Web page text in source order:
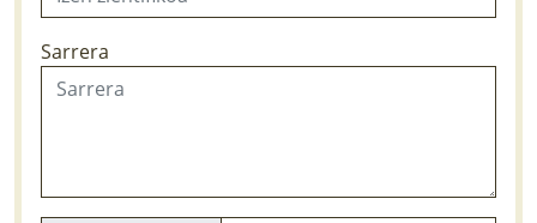
LURRAREN AGENDA
AZOKA
Sarrera